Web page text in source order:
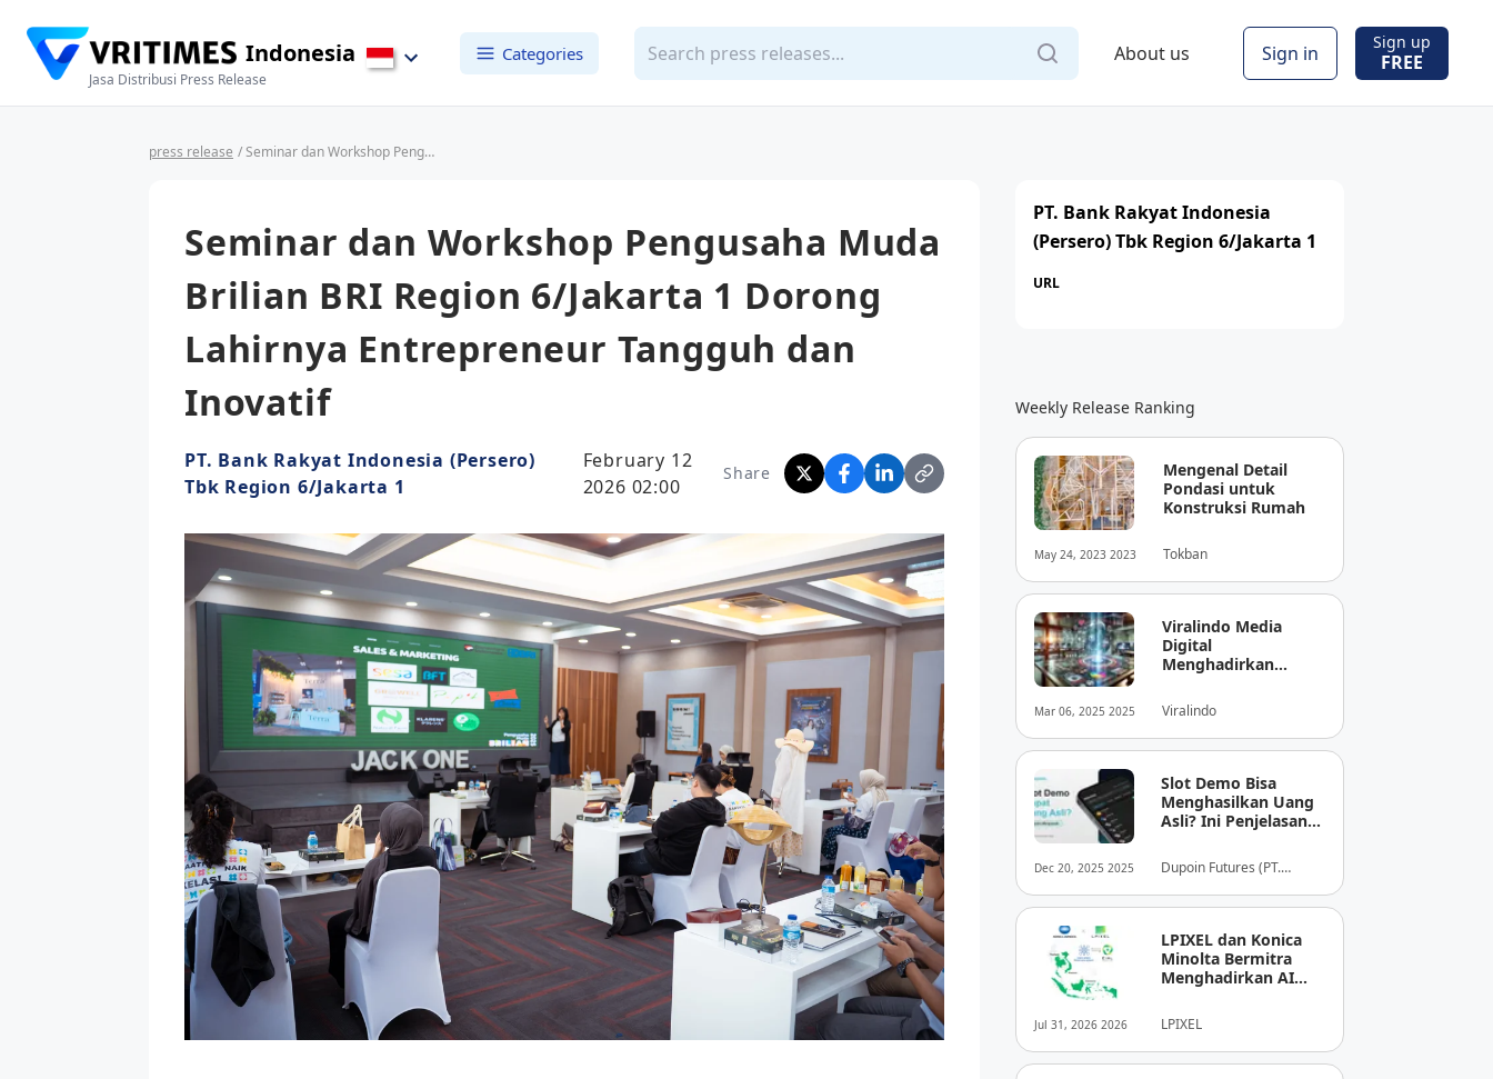
Indonesia
Jasa Distribusi Press Release
Categories About us Sign in Sign up
FREE
press release / Seminar dan Workshop Pengusaha Muda Brilian BRI Region 6/Jakarta 1 Dorong Lahirnya Entrepreneur Tangguh dan Inovatif
Seminar dan Workshop Pengusaha Muda
Brilian BRI Region 6/Jakarta 1 Dorong
Lahirnya Entrepreneur Tangguh dan
Inovatif
PT. Bank Rakyat Indonesia (Persero)
Tbk Region 6/Jakarta 1
February 12
2026 02:00
Share
PT. Bank Rakyat Indonesia
(Persero) Tbk Region 6/Jakarta 1
URL
Weekly Release Ranking
May 24, 2023 2023
Mengenal Detail
Pondasi untuk
Konstruksi Rumah
Tokban
Mar 06, 2025 2025
Viralindo Media
Digital
Menghadirkan
Dunia Media Digital
Indonesia
Viralindo
Dec 20, 2025 2025
Slot Demo Bisa
Menghasilkan Uang
Asli? Ini Penjelasan
Dupoin Futures (PT.
Jul 31, 2026 2026
LPIXEL dan Konica
Minolta Bermitra
Menghadirkan AI
Diagnosis Berbasis
Pencitraan Medis
“EIRL” di ASEAN
LPIXEL